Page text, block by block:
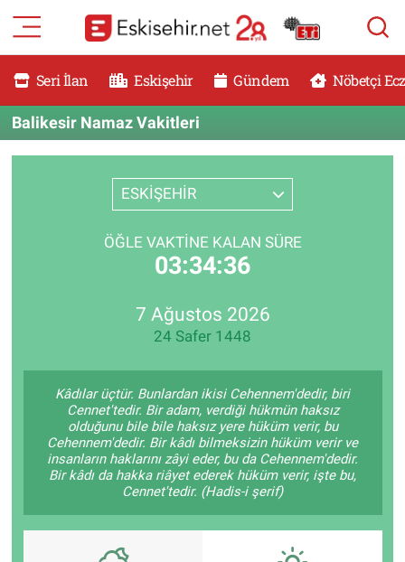
Seri İlan Eskişehir Gündem Nöbetçi
Balikesir Namaz Vakitleri
ESKİŞEHİR
ÖĞLE VAKTINE KALAN SÜRE
03:34:36
7 Ağustos 2026
24 Safer 1448
Kâdılar üçtür. Bunlardan ikisi Cehennem'dedir, biri
Cennet'tedir. Bir adam, verdiği hükmün haksız
olduğunu bile bile haksız yere hüküm verir, bu
Cehennem'dedir. Bir kâdı bilmeksizin hüküm verir ve
insanların haklarını zâyi eder, bu da Cehennem'dedir.
Bir kâdı da hakka riâyet ederek hüküm verir, işte bu,
Cennet'tedir. (Hadis-i şerif)
RESMİ İLANLAR
GÜNDEM
DÜNYA
MAGAZİN
YEMEK
ESKİŞEHİR NÖBETÇİ ECZANELER
Eskişehir Haber İçerikleri
Eskişehir Hava Durumu
Eskişehir Nöbetçi Eczaneler
Eskişehir Hava Durumu
Eskişehir Namaz Vakitleri
Eskişehir Trafik Yoğunluk Haritası
Süper Lig Puan Durumu ve Fikstür
Son Dakika Haberleri
Haber Arşivi